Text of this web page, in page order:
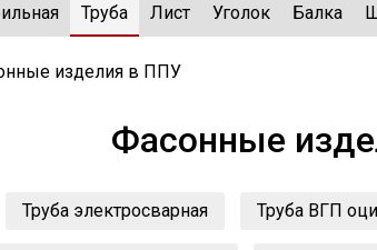
Труба Лист Уголок Балка
изделия в ППУ
Фасонные
Труба электросварная Труба ВГП